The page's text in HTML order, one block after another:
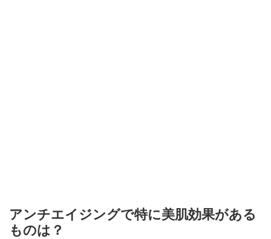
アンチエイジングで特に美肌効果がある
ものは？